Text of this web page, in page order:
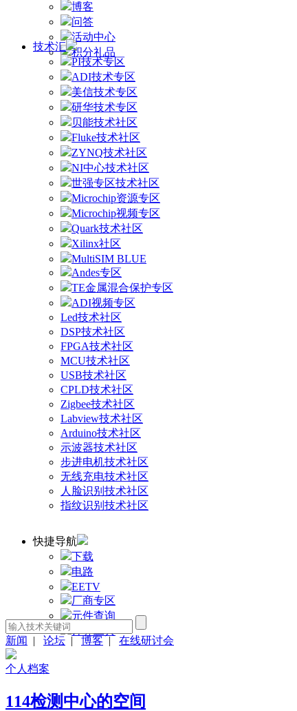
博客
问答
活动中心
积分礼品
技术汇
PI技术专区
ADI技术专区
美信技术专区
研华技术专区
贝能技术社区
Fluke技术社区
ZYNQ技术社区
NI中心技术社区
世强专区技术社区
Microchip资源专区
Microchip视频专区
Quark技术社区
Xilinx社区
MultiSIM BLUE
Andes专区
TE金属混合保护专区
ADI视频专区
Led技术社区
DSP技术社区
FPGA技术社区
MCU技术社区
USB技术社区
CPLD技术社区
Zigbee技术社区
Labview技术社区
Arduino技术社区
示波器技术社区
步进电机技术社区
无线充电技术社区
人脸识别技术社区
指纹识别技术社区
快捷导航
下载
电路
EETV
厂商专区
元件查询
计算工具
新闻
| 论坛 | 博客 | 在线研讨会
个人档案
114检测中心的空间